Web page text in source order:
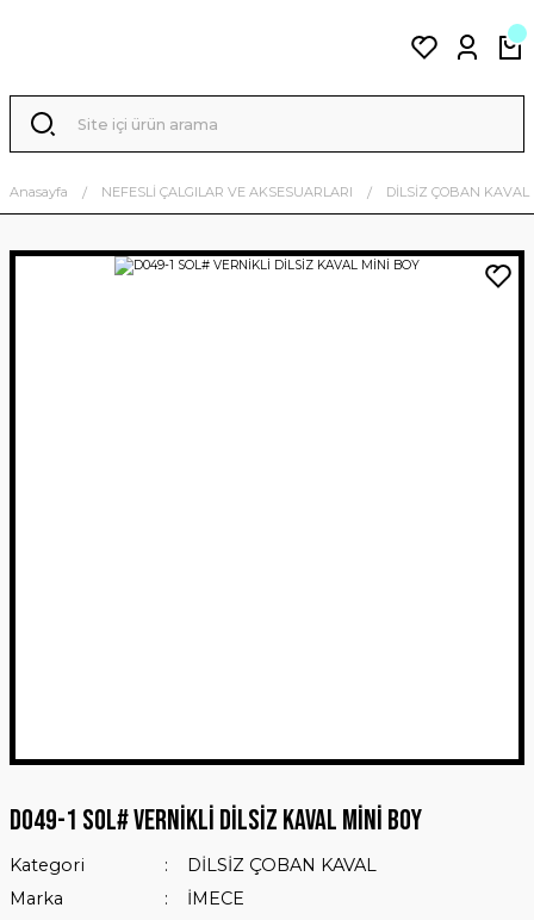
Anasayfa NEFESLİ ÇALGILAR VE AKSESUARLARI DİLSİZ ÇOBAN KAVAL
D049-1 SOL# VERNİKLİ DİLSİZ KAVAL MİNİ BOY
Kategori
DİLSİZ ÇOBAN KAVAL
Marka
İMECE